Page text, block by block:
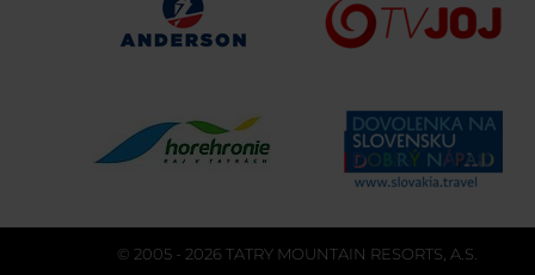
© 2005 - 2026 TATRY MOUNTAIN RESORTS, A.S.